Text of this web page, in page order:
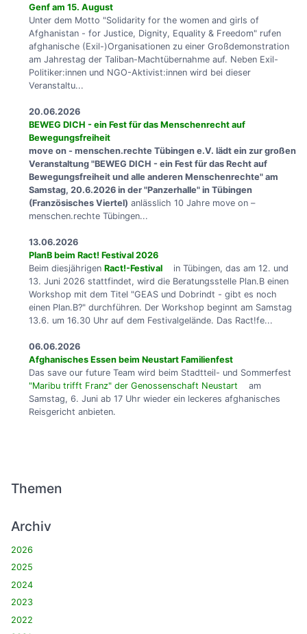
Genf am 15. August
Unter dem Motto "Solidarity for the women and girls of
Afghanistan - for Justice, Dignity, Equality & Freedom" rufen
afghanische (Exil-)Organisationen zu einer Großdemonstration
am Jahrestag der Taliban-Machtübernahme auf. Neben Exil-
Politiker:innen und NGO-Aktivist:innen wird bei dieser
Veranstaltu...
20.06.2026
BEWEG DICH - ein Fest für das Menschenrecht auf
Bewegungsfreiheit
move on - menschen.rechte Tübingen e.V. lädt ein zur großen
Veranstaltung "BEWEG DICH - ein Fest für das Recht auf
Bewegungsfreiheit und alle anderen Menschenrechte" am
Samstag, 20.6.2026 in der "Panzerhalle" in Tübingen
(Französisches Viertel) anlässlich 10 Jahre move on –
menschen.rechte Tübingen...
13.06.2026
PlanB beim Ract! Festival 2026
Beim diesjährigen Ract!-Festival
in Tübingen, das am 12. und
13. Juni 2026 stattfindet, wird die Beratungsstelle Plan.B einen
Workshop mit dem Titel "GEAS und Dobrindt - gibt es noch
einen Plan.B?" durchführen. Der Workshop beginnt am Samstag
13.6. um 16.30 Uhr auf dem Festivalgelände. Das Ract!fe...
06.06.2026
Afghanisches Essen beim Neustart Familienfest
Das save our future Team wird beim Stadtteil- und Sommerfest
"Maribu trifft Franz" der Genossenschaft Neustart
am
Samstag, 6. Juni ab 17 Uhr wieder ein leckeres afghanisches
Reisgericht anbieten.
Themen
Archiv
2026
2025
2024
2023
2022